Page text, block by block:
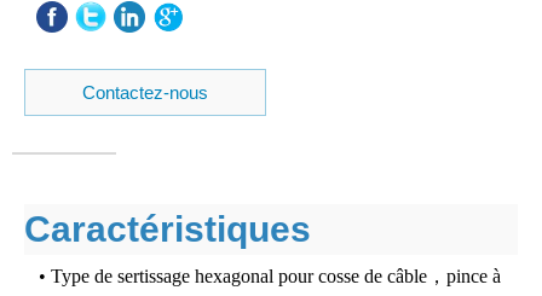
Contactez-nous
Caractéristiques
• Type de sertissage hexagonal pour cosse de câble，pince à